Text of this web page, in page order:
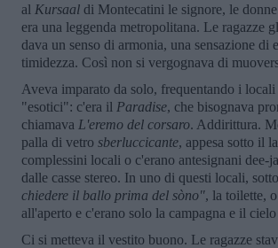
al Kursaal di Montecatini le signore, le
era una leggenda metropolitana. Le ragazze
dava un senso di armonia, una sensazione
timidezza. Così non si vergognava di
Aveva imparato da solo, frequentando i
"esotici": c'era il Paradise, che bisognava
chiamava L'eremo del corsaro. Addirittura.
palla di vetro sberluccicante, appesa sotto il
complessini locali o c'erano antesignani
dalle casse stereo. In uno di questi locali,
chiedere il ballo prima del sòno", la toilette,
all'aperto e c'erano solo la campagna e il
Ci si metteva il vestito buono. Le ragazze